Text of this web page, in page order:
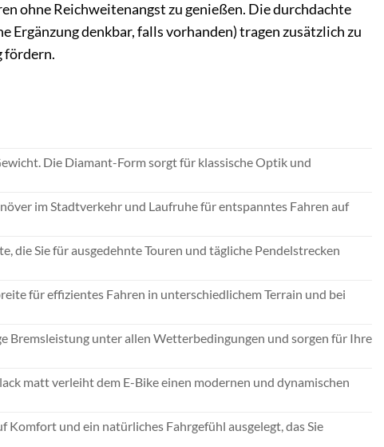
ohne Reichweitenangst zu genießen. Die durchdachte
Ergänzung denkbar, falls vorhanden) tragen zusätzlich zu
fördern.
Die Diamant-Form sorgt für klassische Optik und
im Stadtverkehr und Laufruhe für entspanntes Fahren auf
die Sie für ausgedehnte Touren und tägliche Pendelstrecken
für effizientes Fahren in unterschiedlichem Terrain und bei
Bremsleistung unter allen Wetterbedingungen und sorgen für Ihre
matt verleiht dem E-Bike einen modernen und dynamischen
Komfort und ein natürliches Fahrgefühl ausgelegt, das Sie